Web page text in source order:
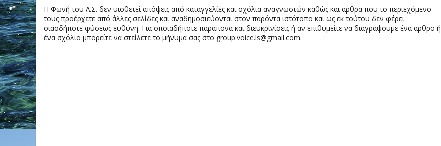
Η Φωνή του Λ.Σ. δεν υιοθετεί απόψεις από καταγγελίες και σχόλια αναγνωστών καθώς και άρθρα που το περιεχόμενο
τους προέρχετε από άλλες σελίδες και αναδημοσιεύονται στον παρόντα ιστότοπο και ως εκ τούτου δεν φέρει
οιασδήποτε φύσεως ευθύνη. Για οποιαδήποτε παράπονα και διευκρινίσεις ή αν επιθυμείτε να διαγράψουμε ένα άρθρο ή
ένα σχόλιο μπορείτε να στείλετε το μήνυμα σας στο group.voice.ls@gmail.com.